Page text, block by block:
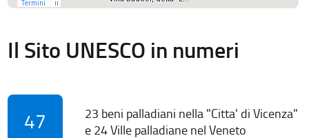
Il Sito UNESCO in numeri
47
23 beni palladiani nella "Citta' di Vicenza"
e 24 Ville palladiane nel Veneto